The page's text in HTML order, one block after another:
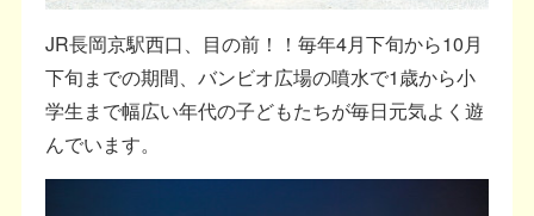
JR長岡京駅西口、目の前！！毎年4月下旬から10月
下旬までの期間、バンビオ広場の噴水で1歳から小
学生まで幅広い年代の子どもたちが毎日元気よく遊
んでいます。